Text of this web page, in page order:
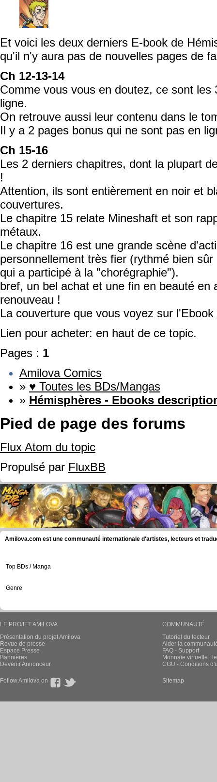
Et voici les deux derniers E-book de
qu'il n'y aura pas de nouvelles pages de
Ch 12-13-14
Comme vous vous en doutez, ce sont les
ligne.
On retrouve aussi leur contenu dans le
Il y a 2 pages bonus qui ne sont pas en
Ch 15-16
Les 2 derniers chapitres, dont la plupart
!
Attention, ils sont entièrement en noir et
couvertures.
Le chapitre 15 relate Mineshaft et son
métaux.
Le chapitre 16 est une grande scène
personnellement très fier (rythmé bien
qui a participé à la "chorégraphie").
bref, un bel achat et une fin en beauté en
renouveau !
La couverture que vous voyez sur
Lien pour acheter: en haut de ce topic.
Pages : 1
Amilova Comics
» ♥ Toutes les BDs/Mangas
» Hémisphères - Ebooks
Pied de page des forums
Flux Atom du topic
Propulsé par FluxBB
Amilova.com est une communauté internationale d'artistes, lecteurs et
Top BDs / Manga
Genre
LE PROJET AMILOVA
Présentation du projet Amilova
Revue de presse
Espace Presse
Bannières
Devenir Annonceur
COMMUNAUTÉ
Tutoriel du lecteur
Aider la
FAQ - Support
Monnaie virtuelle :
CGU - Conditions
Follow Amilova on Sitemap